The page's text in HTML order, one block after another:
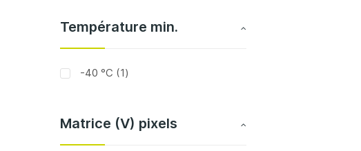
Température min.
-40 °C 1article
Matrice (V) pixels